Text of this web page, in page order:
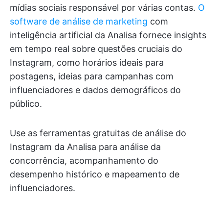
mídias sociais responsável por várias contas. O
software de análise de marketing com
inteligência artificial da Analisa fornece insights
em tempo real sobre questões cruciais do
Instagram, como horários ideais para
postagens, ideias para campanhas com
influenciadores e dados demográficos do
público.
Use as ferramentas gratuitas de análise do
Instagram da Analisa para análise da
concorrência, acompanhamento do
desempenho histórico e mapeamento de
influenciadores.